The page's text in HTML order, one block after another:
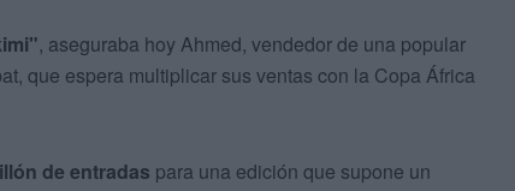
, aseguraba hoy Ahmed, vendedor de una popular
que espera multiplicar sus ventas con la Copa África
de entradas para una edición que supone un